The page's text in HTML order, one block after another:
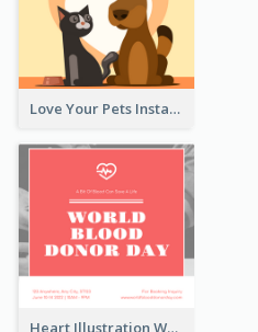
Love Your Pets Instagram Post
Heart Illustration World Blood Donor Day Instagram Post